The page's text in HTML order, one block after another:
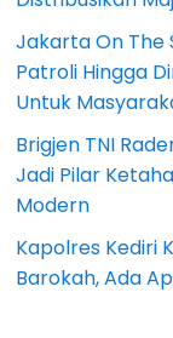
Jakarta On The
Patroli Hingga
Untuk
Brigjen TNI
Jadi Pilar
Modern
Kapolres Kediri
Barokah, Ada